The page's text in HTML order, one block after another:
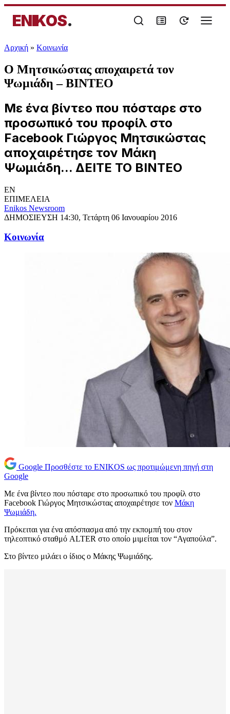
ENIKOS.
Αρχική » Κοινωνία
O Μητσικώστας αποχαιρετά τον
Ψωμιάδη – ΒΙΝΤΕΟ
Με ένα βίντεο που πόσταρε στο
προσωπικό του προφίλ στο
Facebook Γιώργος Μητσικώστας
αποχαιρέτησε τον Μάκη
Ψωμιάδη... ΔΕΙΤΕ ΤΟ ΒΙΝΤΕΟ
EN
ΕΠΙΜΕΛΕΙΑ
Enikos Newsroom
ΔΗΜΟΣΙΕΥΣΗ 14:30, Τετάρτη 06 Ιανουαρίου 2016
Κοινωνία
Google Προσθέστε το ENIKOS ως προτιμώμενη πηγή στη
Google
Με ένα βίντεο που πόσταρε στο προσωπικό του προφίλ στο
Facebook Γιώργος Μητσικώστας αποχαιρέτησε τον Μάκη
Ψωμιάδη.
Πρόκειται για ένα απόσπασμα από την εκπομπή του στον
τηλεοπτικό σταθμό ALTER στο οποίο μιμείται τον “Αγαπούλα”.
Στο βίντεο μιλάει ο ίδιος ο Μάκης Ψωμιάδης.